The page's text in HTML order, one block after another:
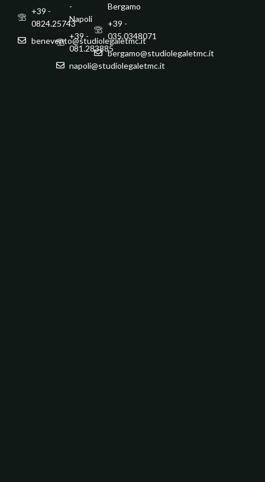
+39 -
0824.25743
benevento@studiolegaletmc.it
-
Napoli
+39 -
081.283885
napoli@studiolegaletmc.it
Bergamo
+39 -
035.0348071
bergamo@studiolegaletmc.it